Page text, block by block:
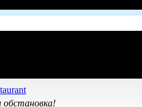
обстановка!